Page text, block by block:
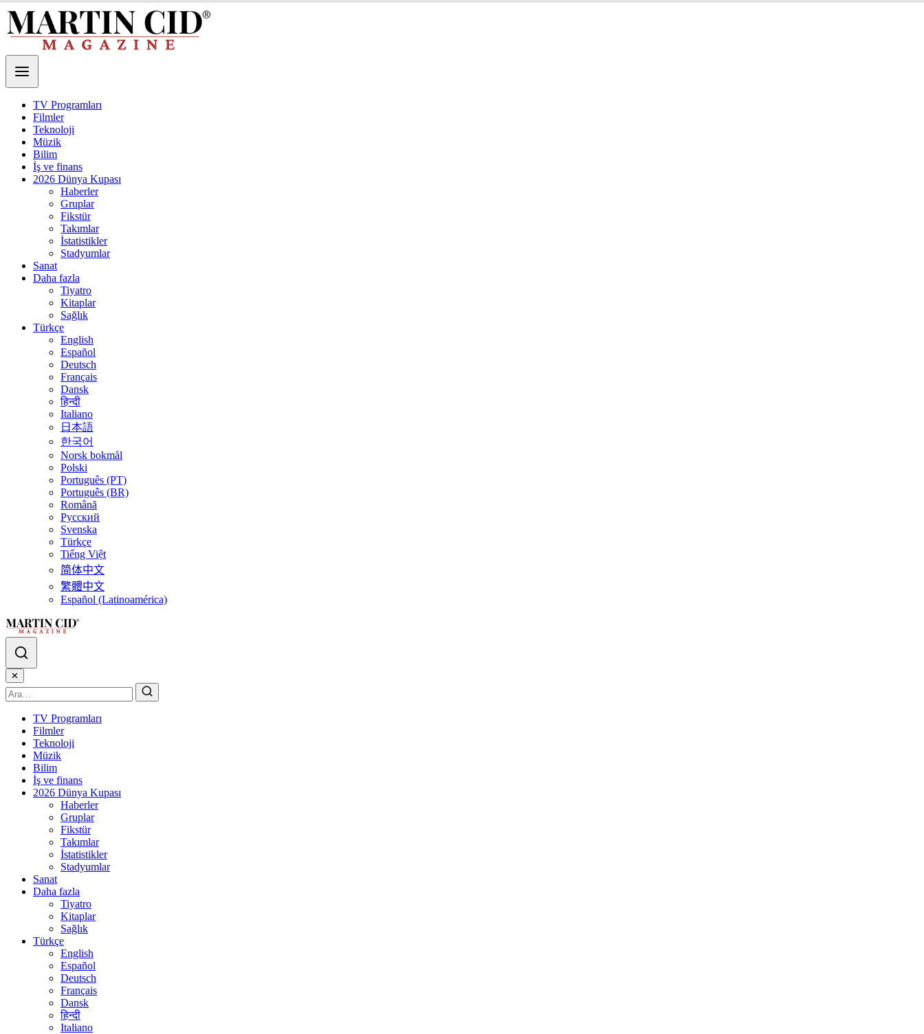
TV Programları
Filmler
Teknoloji
Müzik
Bilim
İş ve finans
2026 Dünya Kupası
Haberler
Gruplar
Fikstür
Takımlar
İstatistikler
Stadyumlar
Sanat
Daha fazla
Tiyatro
Kitaplar
Sağlık
Türkçe
English
Español
Deutsch
Français
Dansk
हिन्दी
Italiano
日本語
한국어
Norsk bokmål
Polski
Português (PT)
Português (BR)
Română
Русский
Svenska
Türkçe
Tiếng Việt
简体中文
繁體中文
Español (Latinoamérica)
✕
TV Programları
Filmler
Teknoloji
Müzik
Bilim
İş ve finans
2026 Dünya Kupası
Haberler
Gruplar
Fikstür
Takımlar
İstatistikler
Stadyumlar
Sanat
Daha fazla
Tiyatro
Kitaplar
Sağlık
Türkçe
English
Español
Deutsch
Français
Dansk
हिन्दी
Italiano